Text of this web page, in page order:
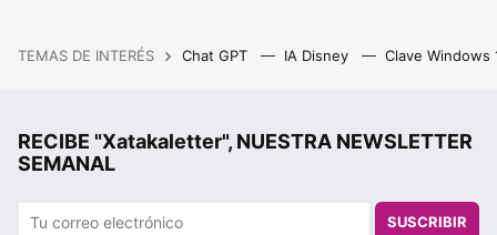
TEMAS DE INTERÉS Chat GPT IA Disney Clave Windows
RECIBE "Xatakaletter", NUESTRA NEWSLETTER
SEMANAL
SUSCRIBIR